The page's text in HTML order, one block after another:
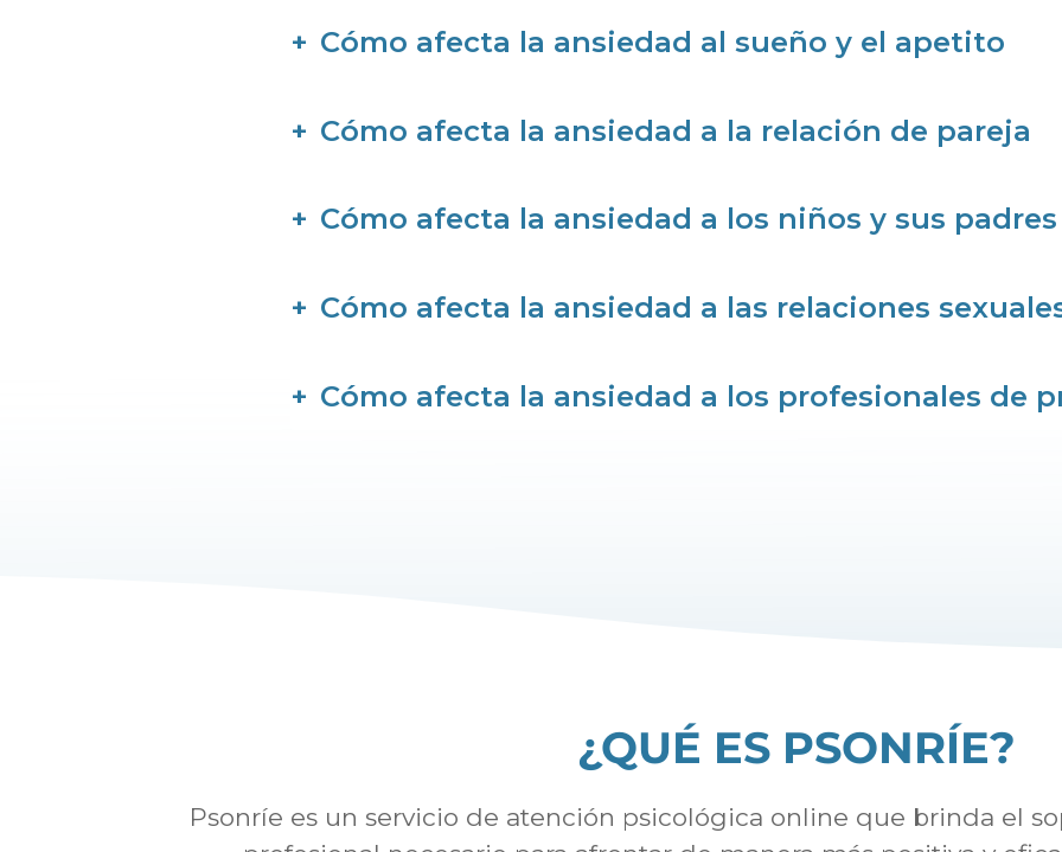
Cómo afecta la ansiedad al sueño y el apetito
Cómo afecta la ansiedad a la relación de pareja
Cómo afecta la ansiedad a los niños y sus padres
Cómo afecta la ansiedad a las relaciones
Cómo afecta la ansiedad a los profesionales de
¿QUÉ ES PSONRÍE?
Psonríe es un servicio de atención psicológica online que brinda el